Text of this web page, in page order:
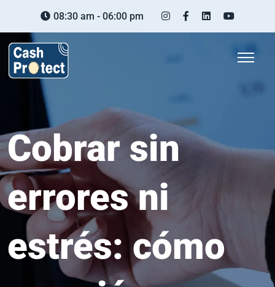
08:30 am - 06:00 pm
Cobrar sin
errores ni
estrés: cómo